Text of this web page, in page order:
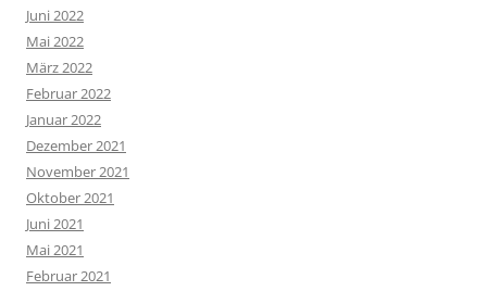
Juni 2022
Mai 2022
März 2022
Februar 2022
Januar 2022
Dezember 2021
November 2021
Oktober 2021
Juni 2021
Mai 2021
Februar 2021